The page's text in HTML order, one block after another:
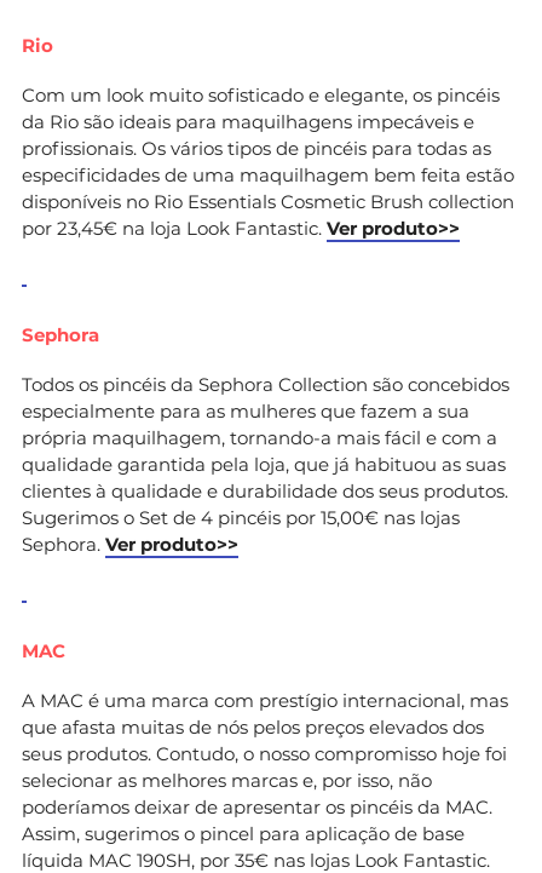
Rio
Com um look muito sofisticado e elegante, os pincéis
da Rio são ideais para maquilhagens impecáveis e
profissionais. Os vários tipos de pincéis para todas as
especificidades de uma maquilhagem bem feita estão
disponíveis no Rio Essentials Cosmetic Brush collection
por 23,45€ na loja Look Fantastic. Ver produto>>
Sephora
Todos os pincéis da Sephora Collection são concebidos
especialmente para as mulheres que fazem a sua
própria maquilhagem, tornando-a mais fácil e com a
qualidade garantida pela loja, que já habituou as suas
clientes à qualidade e durabilidade dos seus produtos.
Sugerimos o Set de 4 pincéis por 15,00€ nas lojas
Sephora. Ver produto>>
MAC
A MAC é uma marca com prestígio internacional, mas
que afasta muitas de nós pelos preços elevados dos
seus produtos. Contudo, o nosso compromisso hoje foi
selecionar as melhores marcas e, por isso, não
poderíamos deixar de apresentar os pincéis da MAC.
Assim, sugerimos o pincel para aplicação de base
líquida MAC 190SH, por 35€ nas lojas Look Fantastic.